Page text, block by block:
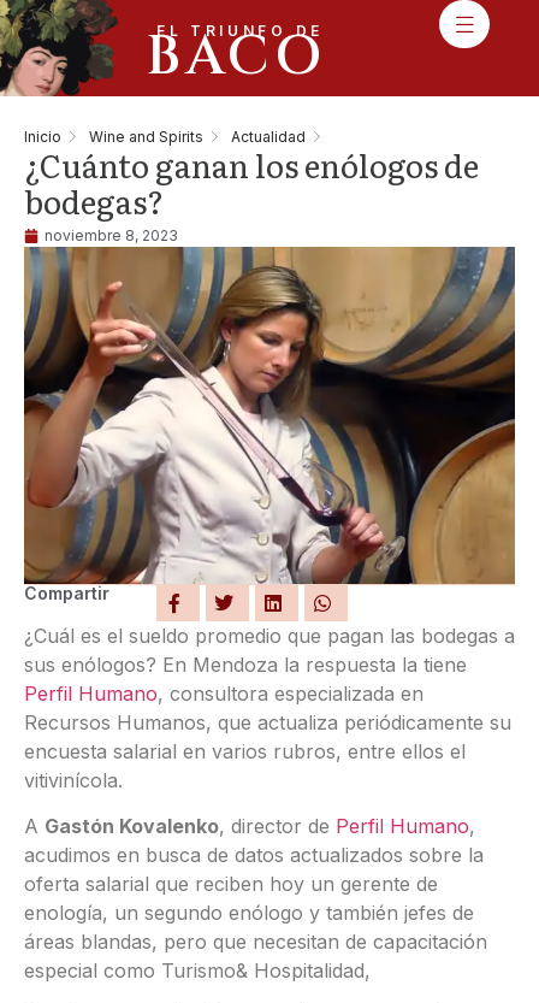
EL TRIUNFO DE
BACO
Inicio Wine and Spirits Actualidad
¿Cuánto ganan los enólogos de
bodegas?
noviembre 8, 2023
Compartir
¿Cuál es el sueldo promedio que pagan las bodegas a
sus enólogos? En Mendoza la respuesta la tiene
Perfil Humano, consultora especializada en
Recursos Humanos, que actualiza periódicamente su
encuesta salarial en varios rubros, entre ellos el
vitivinícola.
A Gastón Kovalenko, director de Perfil Humano,
acudimos en busca de datos actualizados sobre la
oferta salarial que reciben hoy un gerente de
enología, un segundo enólogo y también jefes de
áreas blandas, pero que necesitan de capacitación
especial como Turismo& Hospitalidad,